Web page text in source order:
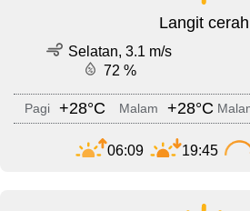
Langit cerah
Selatan, 3.1 m/s
72 %
Pagi +28°C Malam +28°C
06:09 19:45